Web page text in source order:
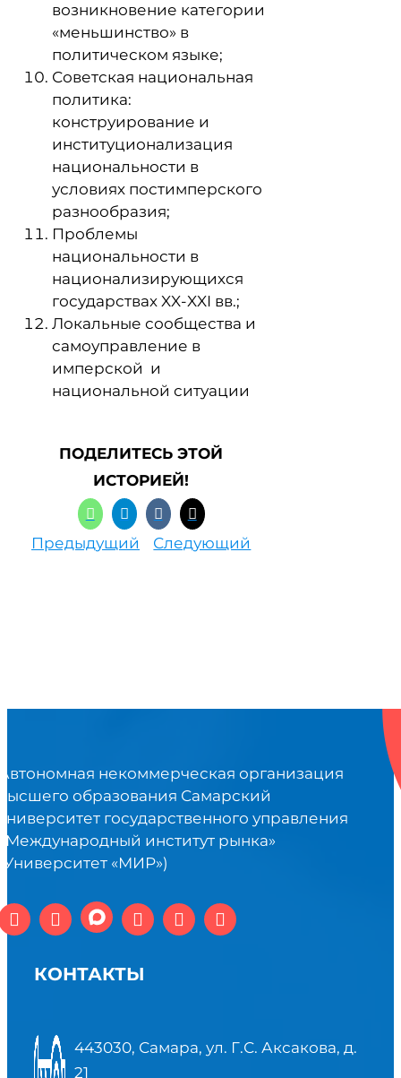
возникновение категории
«меньшинство» в
политическом языке;
Советская национальная
политика:
конструирование и
институционализация
национальности в
условиях постимперского
разнообразия;
Проблемы
национальности в
национализирующихся
государствах XX-XXI вв.;
Локальные сообщества и
самоуправление в
имперской и
национальной ситуации
ПОДЕЛИТЕСЬ ЭТОЙ
ИСТОРИЕЙ!
Предыдущий Следующий
некоммерческая организация
образования Самарский
государственного управления
институт рынка»
«МИР»)
КОНТАКТЫ
443030, Самара, ул. Г.С. Аксакова, д.
21